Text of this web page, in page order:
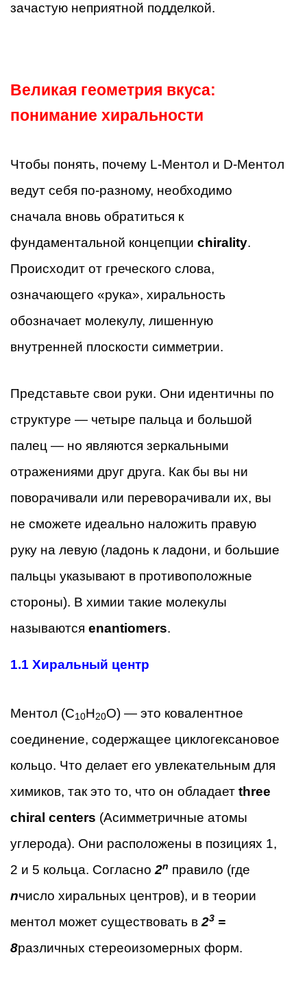
зачастую неприятной подделкой.
Великая геометрия вкуса:
понимание хиральности
Чтобы понять, почему L-Ментол и D-Ментол
ведут себя по-разному, необходимо
сначала вновь обратиться к
фундаментальной концепции chirality.
Происходит от греческого слова,
означающего «рука», хиральность
обозначает молекулу, лишенную
внутренней плоскости симметрии.
Представьте свои руки. Они идентичны по
структуре — четыре пальца и большой
палец — но являются зеркальными
отражениями друг друга. Как бы вы ни
поворачивали или переворачивали их, вы
не сможете идеально наложить правую
руку на левую (ладонь к ладони, и большие
пальцы указывают в противоположные
стороны). В химии такие молекулы
называются enantiomers.
1.1 Хиральный центр
Ментол (C10H20O) — это ковалентное
соединение, содержащее циклогексановое
кольцо. Что делает его увлекательным для
химиков, так это то, что он обладает three
chiral centers (Асимметричные атомы
углерода). Они расположены в позициях 1,
2 и 5 кольца. Согласно 2n правило (где
nчисло хиральных центров), и в теории
ментол может существовать в 23 =
8различных стереоизомерных форм.